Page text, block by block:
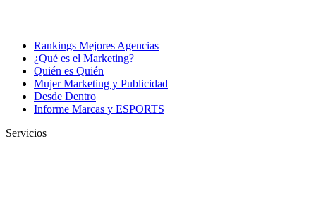
Rankings Mejores Agencias
¿Qué es el Marketing?
Quién es Quién
Mujer Marketing y Publicidad
Desde Dentro
Informe Marcas y ESPORTS
Servicios